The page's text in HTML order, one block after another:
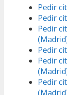
Pedir
Pedir
Pedir
Pedir
Pedir
Pedir